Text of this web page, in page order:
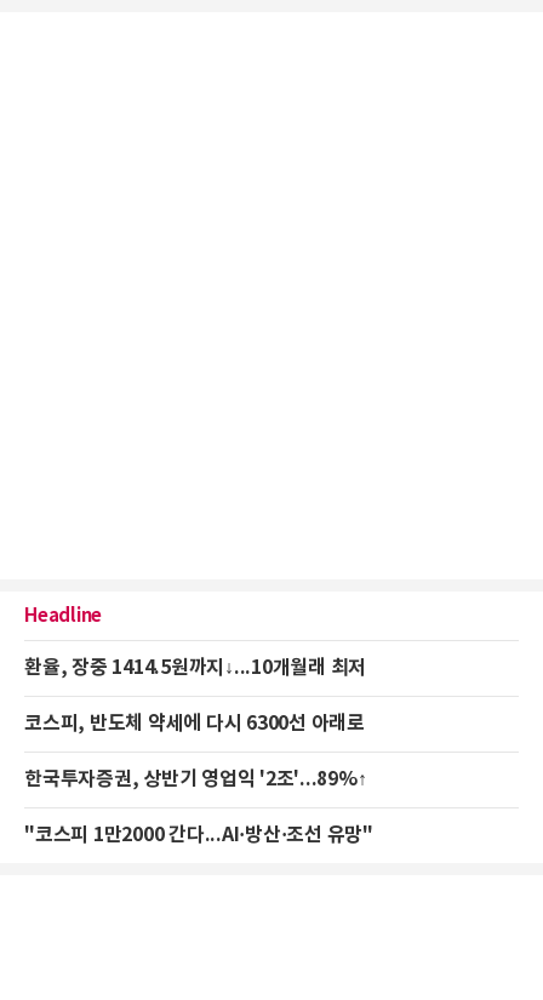
Headline
환율, 장중 1414.5원까지↓...10개월래 최저
코스피, 반도체 약세에 다시 6300선 아래로
한국투자증권, 상반기 영업익 '2조'...89%↑
"코스피 1만2000 간다...AI·방산·조선 유망"